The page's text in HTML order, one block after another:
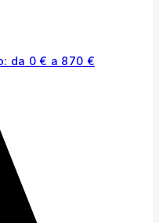
da 0 € a 870 €